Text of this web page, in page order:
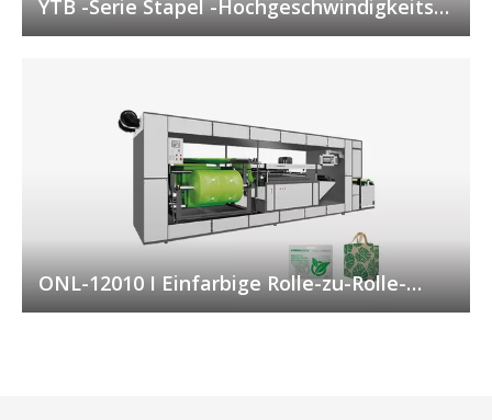
YTB ​​-Serie Stapel -Hochgeschwindigkeits -
Flexografie -Druckmaschine
ONL-12010 I Einfarbige Rolle-zu-Rolle-
Siebdruckmaschine für Vliesstoffe